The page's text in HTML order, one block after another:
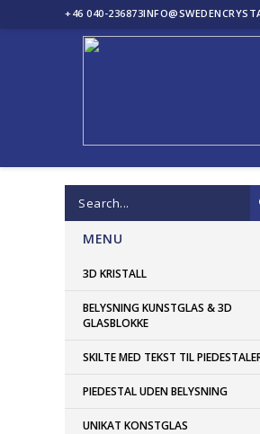
+46 040-236873
MENU
3D KRISTALL
BELYSNING KUNSTGLAS & 3D
GLASBLOKKE
SKILTE MED TEKST TIL
PIEDESTAL UDEN BELYSNING
UNIKAT KONSTGLAS